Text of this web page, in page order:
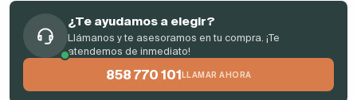
¿Te ayudamos a elegir?
Llámanos y te asesoramos en tu compra. ¡Te
atendemos de inmediato!
858 770 101 LLAMAR AHORA